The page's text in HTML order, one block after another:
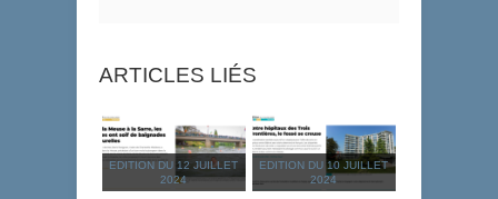
ARTICLES LIÉS
EDITION DU 12 JUILLET
2024
EDITION DU 10 JUILLET
2024